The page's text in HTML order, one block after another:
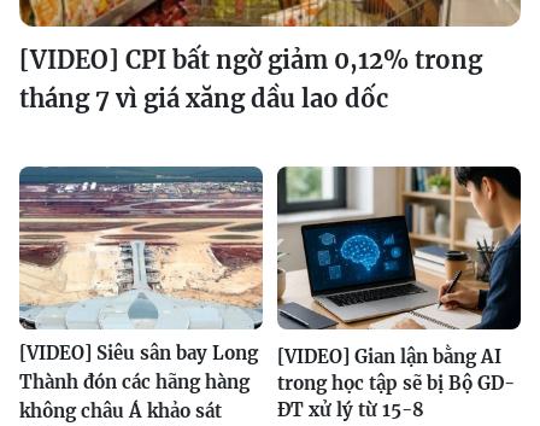
[VIDEO] CPI bất ngờ giảm 0,12% trong
tháng 7 vì giá xăng dầu lao dốc
[VIDEO] Siêu sân bay Long
Thành đón các hãng hàng
không châu Á khảo sát
[VIDEO] Gian lận bằng AI
trong học tập sẽ bị Bộ GD-
ĐT xử lý từ 15-8